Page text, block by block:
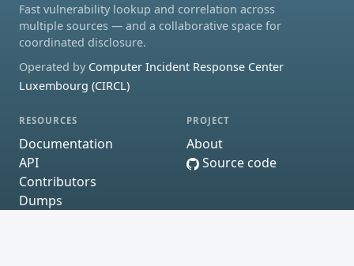
Fast vulnerability lookup and correlation across
multiple sources — and a collaborative space for
coordinated disclosure.
Operated by Computer Incident Response Center
Luxembourg (CIRCL)
RESOURCES
Documentation
API
Contributors
Dumps
PROJECT
About
Source code